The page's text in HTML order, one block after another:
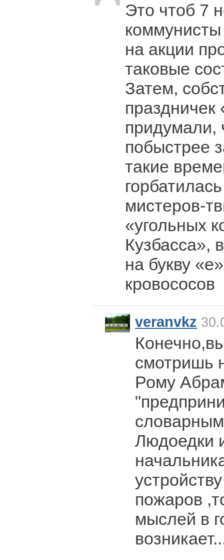
Это чтоб 7
на акции
таковые
Затем,
придумали,
побыстрее
такие
мистеров-
«угольных
Кузбасса»,
на букву
кровососов
veranvkz
смотришь
Рому
Людоедки
пожаров
мыслей в